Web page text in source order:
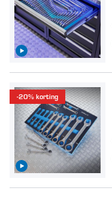
-20% korting